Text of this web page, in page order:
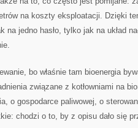
na koszty eksploatacji. Dzięki
na jedno hasło, tylko jak na układ
bo właśnie tam bioenergia
związane z kotłowniami na
o gospodarce paliwowej, o
chodzi o to, by z opisu dało się